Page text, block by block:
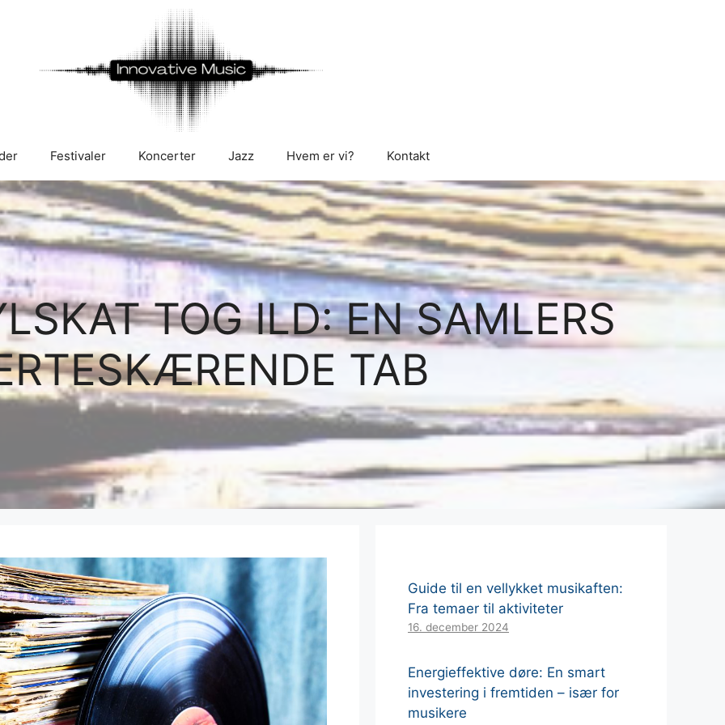
Festivaler Koncerter Jazz Hvem er vi? Kontakt
TOG ILD: EN SAMLERS
TAB
Guide til en vellykket musikaften:
Fra temaer til aktiviteter
16. december 2024
Energieffektive døre: En smart
investering i fremtiden – især for
musikere